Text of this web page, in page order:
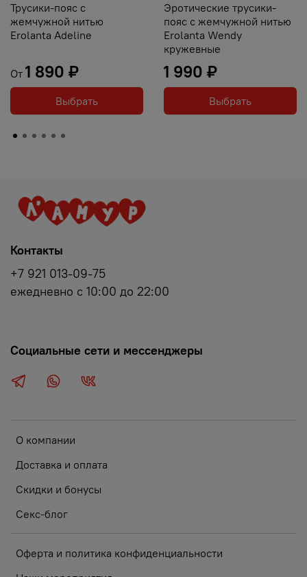
Трусики-пояс с
жемчужной нитью
Erolanta Adeline
От 1 890 ₽
Выбрать
Эротические трусики-
пояс с жемчужной нитью
Erolanta Wendy
кружевные
1 990 ₽
Выбрать
О компании
Доставка и оплата
Скидки и бонусы
Секс-блог
Оферта и политика конфиденциальности
Контакты
+7 921 013-09-75
ежедневно с 10:00 до 22:00
Социальные сети и мессенджеры